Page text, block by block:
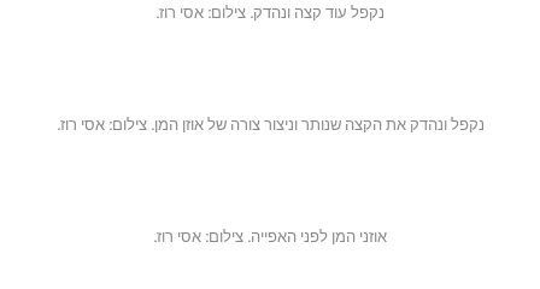
נקפל עוד קצה ונהדק. צילום: אסי רוז.
נקפל ונהדק את הקצה שנותר וניצור צורה של אוזן המן. צילום: אסי רוז.
אוזני המן לפני האפייה. צילום: אסי רוז.